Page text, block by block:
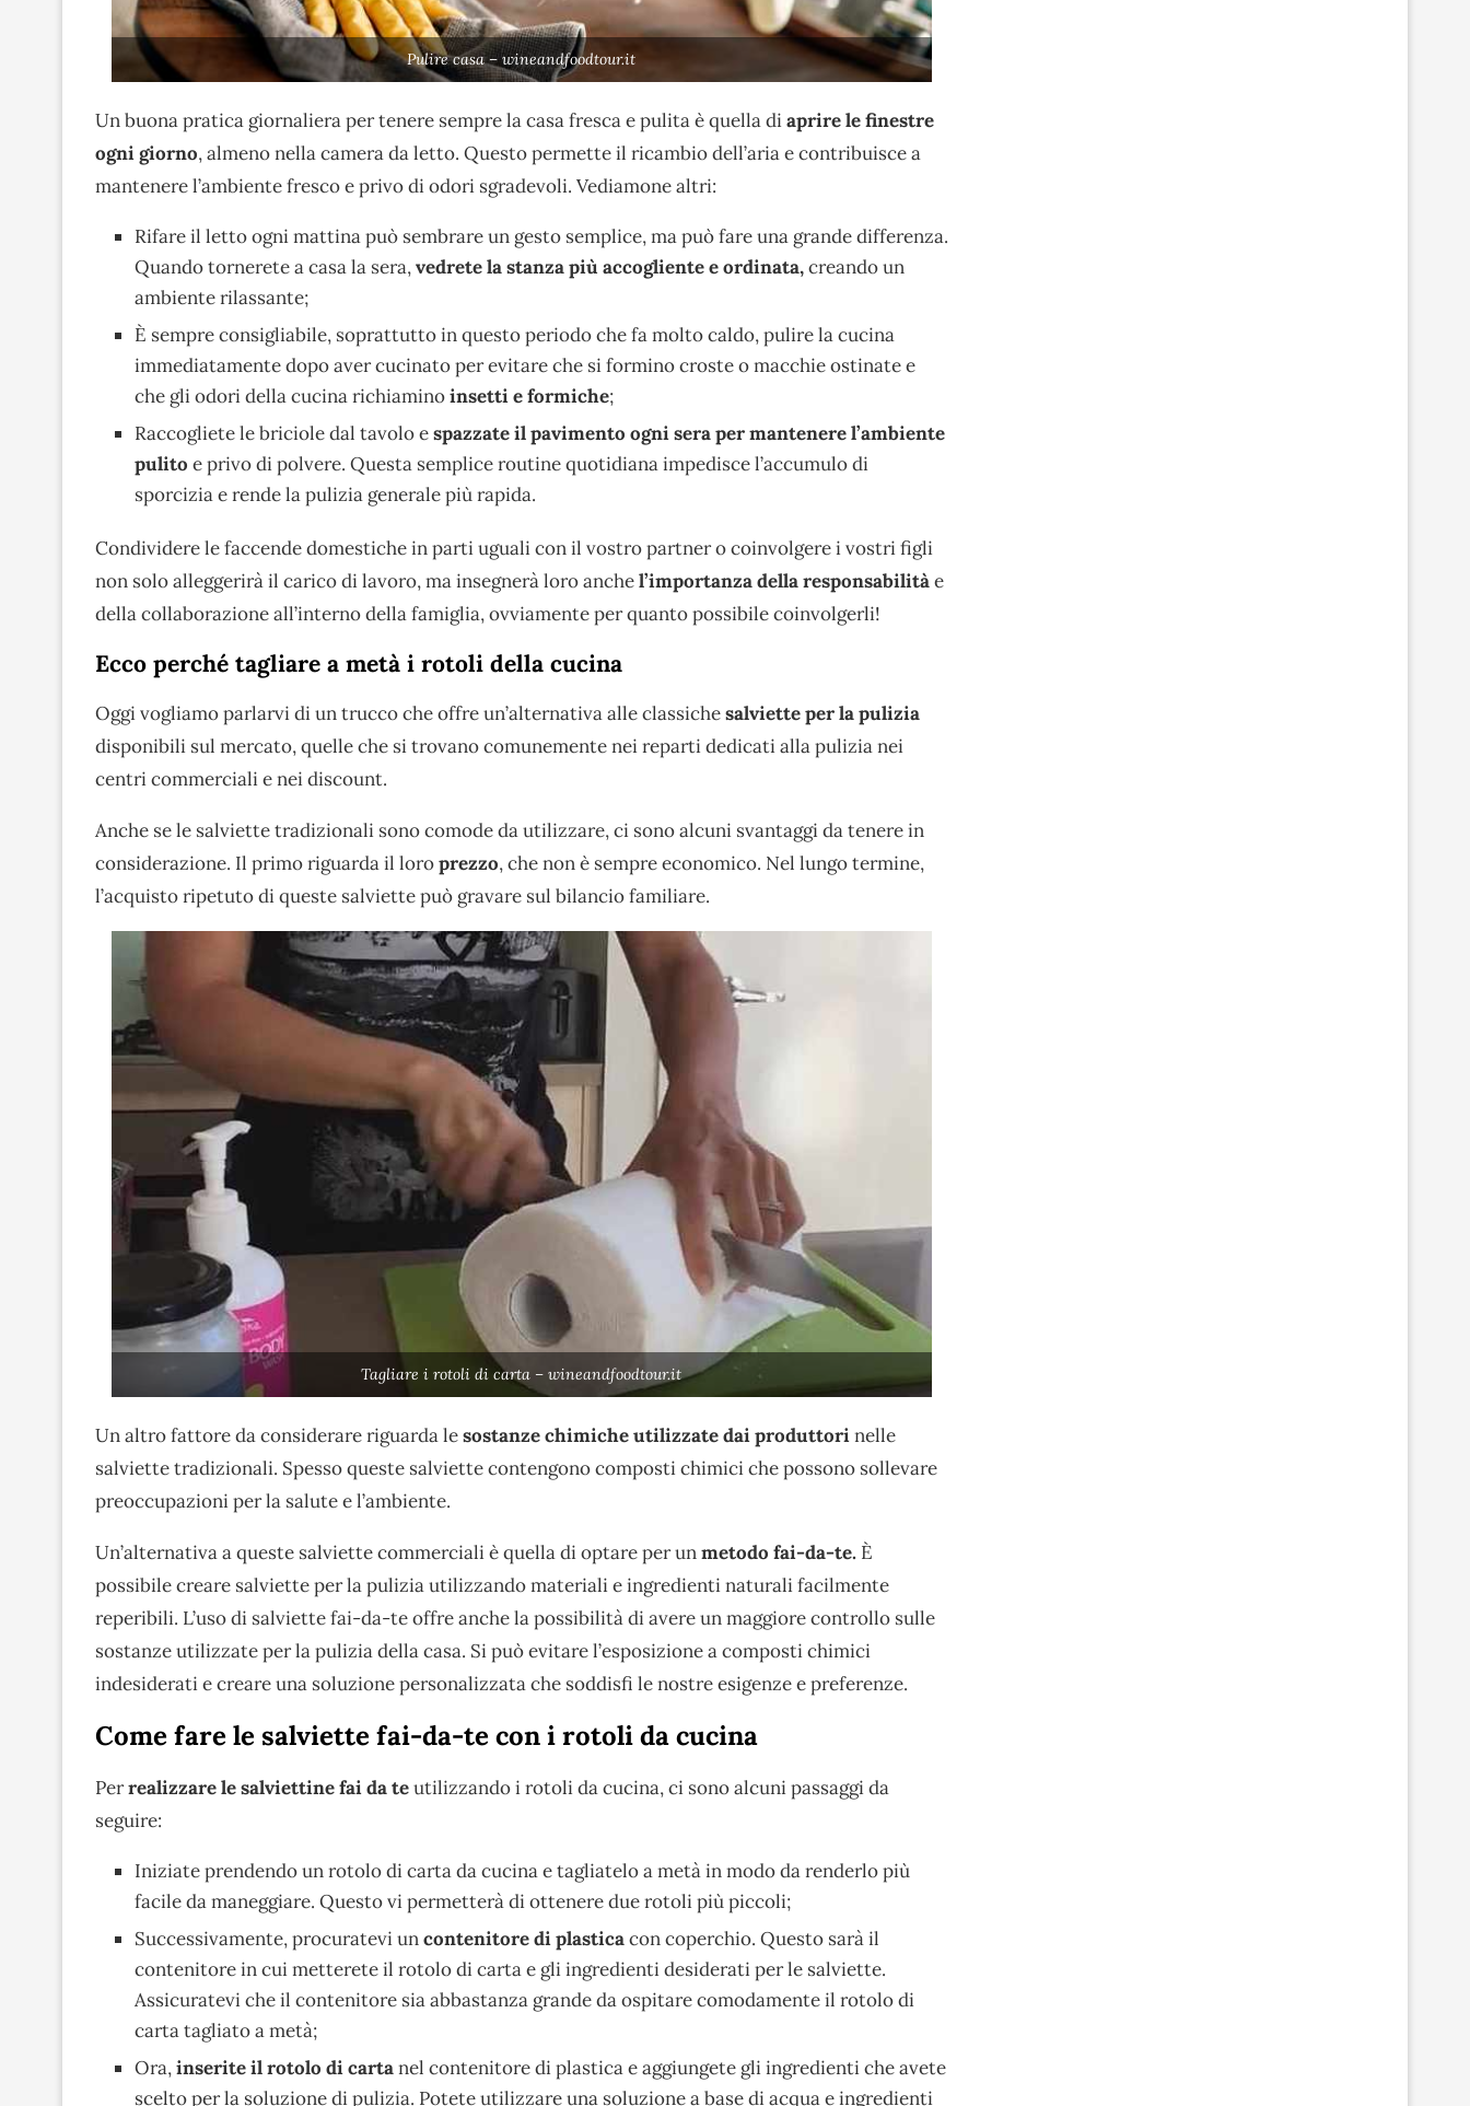
Pulire casa – wineandfoodtour.it
Un buona pratica giornaliera per tenere sempre la casa fresca e pulita è quella diaprire le finestre
ogni giorno, almeno nella camera da letto. Questo permette il ricambio dell’aria e contribuisce a
mantenere l’ambiente fresco e privo di odori sgradevoli. Vediamone altri:
Rifare il letto ogni mattina può sembrare un gesto semplice, ma può fare una grande differenza.
Quando tornerete a casa la sera,vedrete la stanza più accogliente e ordinata,creando un
ambiente rilassante;
È sempre consigliabile, soprattutto in questo periodo che fa molto caldo, pulire la cucina
immediatamente dopo aver cucinato per evitare che si formino croste o macchie ostinate e
che gli odori della cucina richiaminoinsetti e formiche;
Raccogliete le briciole dal tavolo espazzate il pavimento ogni sera per mantenere l’ambiente
pulito e privo di polvere. Questa semplice routine quotidiana impedisce l’accumulo di
sporcizia e rende la pulizia generale più rapida.
Condividere le faccende domestiche in parti uguali con il vostro partner o coinvolgere i vostri figli
non solo alleggerirà il carico di lavoro, ma insegnerà loro anchel’importanza della responsabilitàe
della collaborazione all’interno della famiglia, ovviamente per quanto possibile coinvolgerli!
Ecco perché tagliare a metà i rotoli della cucina
Oggi vogliamo parlarvi di un trucco che offre un’alternativa alle classichesalviette per la pulizia
disponibili sul mercato, quelle che si trovano comunemente nei reparti dedicati alla pulizia nei
centri commerciali e nei discount.
Anche se le salviette tradizionali sono comode da utilizzare, ci sono alcuni svantaggi da tenere in
considerazione. Il primo riguarda il loroprezzo, che non è sempre economico. Nel lungo termine,
l’acquisto ripetuto di queste salviette può gravare sul bilancio familiare.
Tagliare i rotoli di carta – wineandfoodtour.it
Un altro fattore da considerare riguarda lesostanze chimiche utilizzate dai produttorinelle
salviette tradizionali. Spesso queste salviette contengono composti chimici che possono sollevare
preoccupazioni per la salute e l’ambiente.
Un’alternativa a queste salviette commerciali è quella di optare per unmetodo fai-da-te. È
possibile creare salviette per la pulizia utilizzando materiali e ingredienti naturali facilmente
reperibili. L’uso di salviette fai-da-te offre anche la possibilità di avere un maggiore controllo sulle
sostanze utilizzate per la pulizia della casa. Si può evitare l’esposizione a composti chimici
indesiderati e creare una soluzione personalizzata che soddisfi le nostre esigenze e preferenze.
Come fare le salviette fai-da-te con i rotoli da cucina
Perrealizzare le salviettine fai da teutilizzando i rotoli da cucina, ci sono alcuni passaggi da
seguire:
Iniziate prendendo un rotolo di carta da cucina e tagliatelo a metà in modo da renderlo più
facile da maneggiare. Questo vi permetterà di ottenere due rotoli più piccoli;
Successivamente, procuratevi uncontenitore di plasticacon coperchio. Questo sarà il
contenitore in cui metterete il rotolo di carta e gli ingredienti desiderati per le salviette.
Assicuratevi che il contenitore sia abbastanza grande da ospitare comodamente il rotolo di
carta tagliato a metà;
Ora,inserite il rotolo di cartanel contenitore di plastica e aggiungete gli ingredienti che avete
scelto per la soluzione di pulizia. Potete utilizzare una soluzione a base di acqua e ingredienti